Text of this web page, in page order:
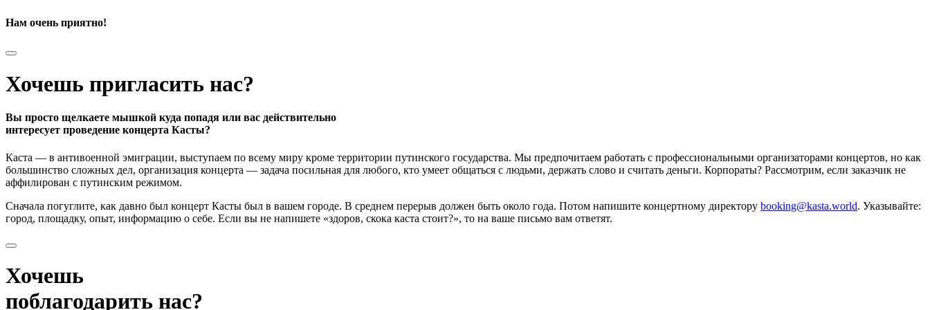
Нам очень приятно!
Хочешь пригласить нас?
Вы просто щелкаете мышкой куда попадя или вас действительно
интересует проведение концерта Касты?
Каста — в антивоенной эмиграции, выступаем по всему миру кроме территории путинского государства. Мы предпочитаем работать с профессиональными организаторами концертов, но как
большинство сложных дел, организация концерта — задача посильная для любого, кто умеет общаться с людьми, держать слово и считать деньги. Корпораты? Рассмотрим, если заказчик не
аффилирован с путинским режимом.
Сначала погуглите, как давно был концерт Касты был в вашем городе. В среднем перерыв должен быть около года. Потом напишите концертному директору booking@kasta.world. Указывайте:
город, площадку, опыт, информацию о себе. Если вы не напишете «здоров, скока каста стоит?», то на ваше письмо вам ответят.
Хочешь
поблагодарить нас?